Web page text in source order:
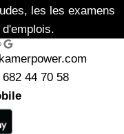
les les examens
Google
44 70 58